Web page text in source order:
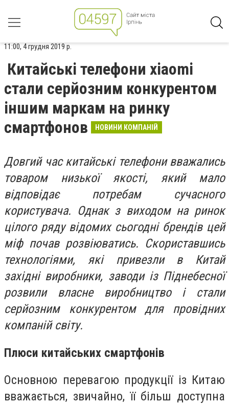
11:00, 4 грудня 2019 р.
Китайськi телефони xiaomi
стали серйозним конкурентом
iншим маркам на ринку
смартфонов
НОВИНИ КОМПАНІЙ
Довгий час китайські телефони вважались
товаром низької якості, який мало
відповідає потребам сучасного
користувача. Однак з виходом на ринок
цілого ряду відомих сьогодні брендів цей
міф почав розвіюватись. Скориставшись
технологіями, які привезли в Китай
західні виробники, заводи із Піднебесної
розвили власне виробництво і стали
серйозним конкурентом для провідних
компаній світу.
Плюси китайських смартфонiв
Основною перевагою продукції із Китаю
вважається, звичайно, її більш доступна